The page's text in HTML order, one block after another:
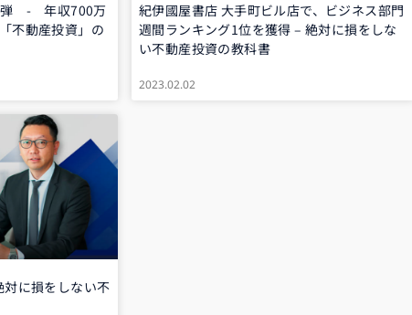
弾 - 年収700万
不動産投資」の
紀伊國屋書店 大手町ビル店で、ビジネス部門
週間ランキング1位を獲得 – 絶対に損をしな
い不動産投資の教科書
2023.02.02
に損をしない不